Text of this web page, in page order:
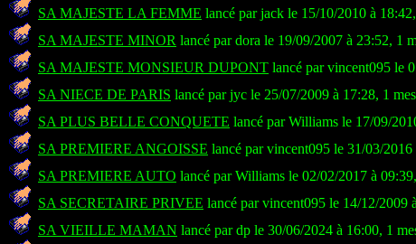
SA MAJESTE LA FEMME lancé par jack le 15/10/2010 à
SA MAJESTE MINOR lancé par dora le 19/09/2007 à 23:52, 1
SA MAJESTE MONSIEUR DUPONT lancé par vincent095 le
SA NIECE DE PARIS lancé par jyc le 25/07/2009 à 17:28, 1
SA PLUS BELLE CONQUETE lancé par Williams le 17/09/
SA PREMIERE ANGOISSE lancé par vincent095 le 31/03/2016
SA PREMIERE AUTO lancé par Williams le 02/02/2017 à
SA SECRETAIRE PRIVEE lancé par vincent095 le 14/12/2009
SA VIEILLE MAMAN lancé par dp le 30/06/2024 à 16:00, 1